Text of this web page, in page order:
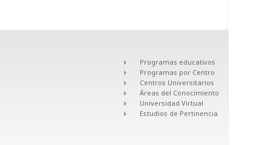
Programas educativos
Programas por Centro
Centros Universitarios
Áreas del Conocimiento
Universidad Virtual
Estudios de Pertinencia